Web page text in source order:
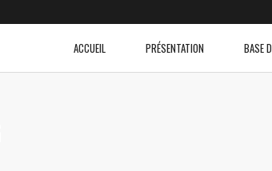
ACCUEIL PRÉSENTATION BASE